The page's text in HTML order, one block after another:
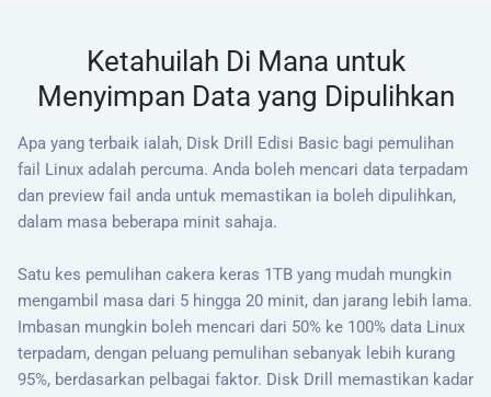
Ketahuilah Di Mana untuk
Menyimpan Data yang Dipulihkan
Apa yang terbaik ialah, Disk Drill Edisi Basic bagi pemulihan
fail Linux adalah percuma. Anda boleh mencari data terpadam
dan preview fail anda untuk memastikan ia boleh dipulihkan,
dalam masa beberapa minit sahaja.
Satu kes pemulihan cakera keras 1TB yang mudah mungkin
mengambil masa dari 5 hingga 20 minit, dan jarang lebih lama.
Imbasan mungkin boleh mencari dari 50% ke 100% data Linux
terpadam, dengan peluang pemulihan sebanyak lebih kurang
95%, berdasarkan pelbagai faktor. Disk Drill memastikan kadar